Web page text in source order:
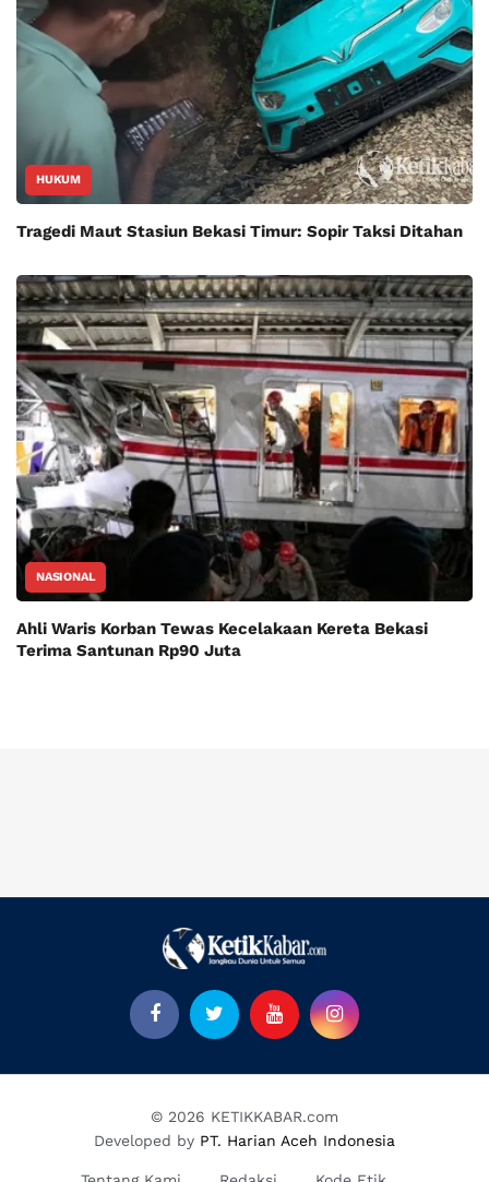
HUKUM
Tragedi Maut Stasiun Bekasi Timur: Sopir Taksi Ditahan
NASIONAL
Ahli Waris Korban Tewas Kecelakaan Kereta Bekasi
Terima Santunan Rp90 Juta
© 2026 KETIKKABAR.com
Developed by PT. Harian Aceh Indonesia